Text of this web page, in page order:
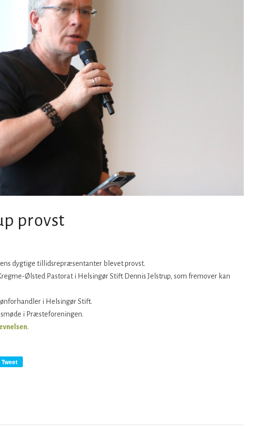
provst
dygtige tillidsrepræsentanter blevet provst.
Ølsted Pastorat i Helsingør Stift Dennis Jelstrup, som fremover kan
i Helsingør Stift.
i Præsteforeningen.
.
Tweet